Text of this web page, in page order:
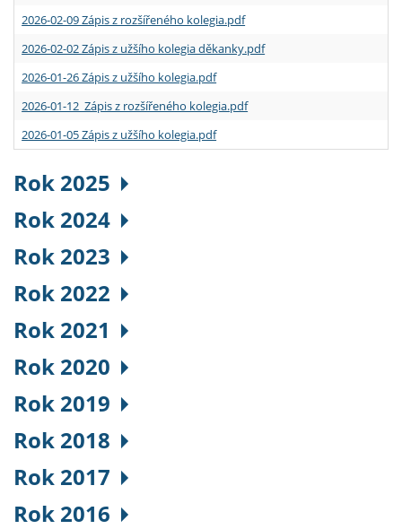
2026-02-09 Zápis z rozšířeného kolegia.pdf
2026-02-02 Zápis z užšího kolegia děkanky.pdf
2026-01-26 Zápis z užšího kolegia.pdf
2026-01-12 Zápis z rozšířeného kolegia.pdf
2026-01-05 Zápis z užšího kolegia.pdf
Rok 2025
Rok 2024
Rok 2023
Rok 2022
Rok 2021
Rok 2020
Rok 2019
Rok 2018
Rok 2017
Rok 2016